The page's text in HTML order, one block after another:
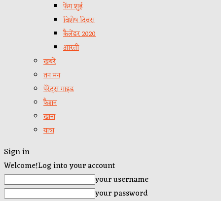
फेंग शुई
विशेष दिवस
कैलेंडर 2020
आरती
खबरें
तन मन
पेरेंट्स गाइड
फैशन
खाना
यात्रा
Sign in
Welcome!Log into your account
your username
your password